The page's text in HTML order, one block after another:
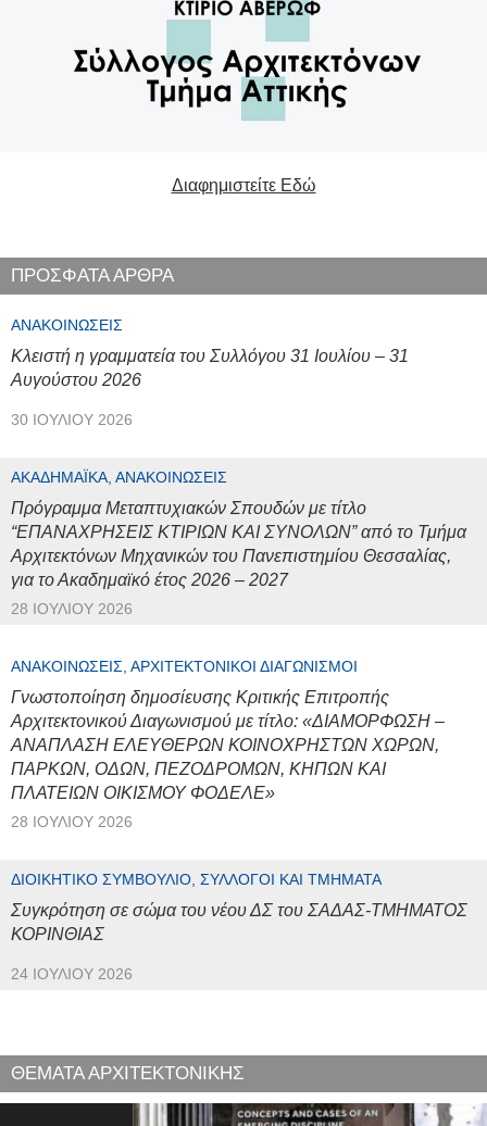
Διαφημιστείτε Εδώ
ΠΡΟΣΦΑΤΑ ΑΡΘΡΑ
ΑΝΑΚΟΙΝΏΣΕΙΣ
Κλειστή η γραμματεία του Συλλόγου 31 Ιουλίου – 31
Αυγούστου 2026
30 ΙΟΥΛΊΟΥ 2026
ΑΚΑΔΗΜΑΪΚΆ, ΑΝΑΚΟΙΝΏΣΕΙΣ
Πρόγραμμα Μεταπτυχιακών Σπουδών με τίτλο
“ΕΠΑΝΑΧΡΗΣΕΙΣ ΚΤΙΡΙΩΝ ΚΑΙ ΣΥΝΟΛΩΝ” από το Τμήμα
Αρχιτεκτόνων Μηχανικών του Πανεπιστημίου Θεσσαλίας,
για το Ακαδημαϊκό έτος 2026 – 2027
28 ΙΟΥΛΊΟΥ 2026
ΑΝΑΚΟΙΝΏΣΕΙΣ, ΑΡΧΙΤΕΚΤΟΝΙΚΟΊ ΔΙΑΓΩΝΙΣΜΟΊ
Γνωστοποίηση δημοσίευσης Κριτικής Επιτροπής
Αρχιτεκτονικού Διαγωνισμού με τίτλο: «ΔΙΑΜΟΡΦΩΣΗ –
ΑΝΑΠΛΑΣΗ ΕΛΕΥΘΕΡΩΝ ΚΟΙΝΟΧΡΗΣΤΩΝ ΧΩΡΩΝ,
ΠΑΡΚΩΝ, ΟΔΩΝ, ΠΕΖΟΔΡΟΜΩΝ, ΚΗΠΩΝ ΚΑΙ
ΠΛΑΤΕΙΩΝ ΟΙΚΙΣΜΟΥ ΦΟΔΕΛΕ»
28 ΙΟΥΛΊΟΥ 2026
ΔΙΟΙΚΗΤΙΚΌ ΣΥΜΒΟΎΛΙΟ, ΣΎΛΛΟΓΟΙ ΚΑΙ ΤΜΉΜΑΤΑ
Συγκρότηση σε σώμα του νέου ΔΣ του ΣΑΔΑΣ-ΤΜΗΜΑΤΟΣ
ΚΟΡΙΝΘΙΑΣ
24 ΙΟΥΛΊΟΥ 2026
ΘΕΜΑΤΑ ΑΡΧΙΤΕΚΤΟΝΙΚΗΣ